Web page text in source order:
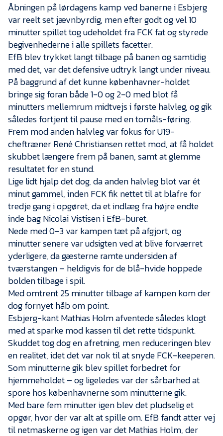
Kontakt
Job i EfB
Presse
Åbningen på lørdagens kamp ved banerne i Esbjerg
var reelt set jævnbyrdig, men efter godt og vel 10
minutter spillet tog udeholdet fra FCK fat og styrede
begivenhederne i alle spillets facetter.
EfB blev trykket langt tilbage på banen og samtidig
med det, var det defensive udtryk langt under niveau.
På baggrund af det kunne københavner-holdet
bringe sig foran både 1-0 og 2-0 med blot få
minutters mellemrum midtvejs i første halvleg, og gik
således fortjent til pause med en tomåls-føring.
Frem mod anden halvleg var fokus for U19-
cheftræner René Christiansen rettet mod, at få holdet
skubbet længere frem på banen, samt at glemme
resultatet for en stund.
Lige lidt hjalp det dog, da anden halvleg blot var ét
minut gammel, inden FCK fik nettet til at blafre for
tredje gang i opgøret, da et indlæg fra højre endte
inde bag Nicolai Vistisen i EfB-buret.
Nede med 0-3 var kampen tæt på afgjort, og
minutter senere var udsigten ved at blive forværret
yderligere, da gæsterne ramte undersiden af
tværstangen – heldigvis for de blå-hvide hoppede
bolden tilbage i spil.
Med omtrent 25 minutter tilbage af kampen kom der
dog fornyet håb om point.
Esbjerg-kant Mathias Holm afventede således klogt
med at sparke mod kassen til det rette tidspunkt.
Skuddet tog dog en afretning, men reduceringen blev
en realitet, idet det var nok til at snyde FCK-keeperen.
Som minutterne gik blev spillet forbedret for
hjemmeholdet – og ligeledes var der sårbarhed at
spore hos københavnerne som minutterne gik.
Med bare fem minutter igen blev det pludselig et
opgør, hvor der var alt at spille om. EfB fandt atter vej
til netmaskerne og igen var det Mathias Holm, der